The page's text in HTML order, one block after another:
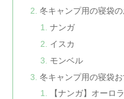
冬キャンプ用の寝袋
ナンガ
イスカ
モンベル
冬キャンプ用の寝袋
【ナンガ】オーロ